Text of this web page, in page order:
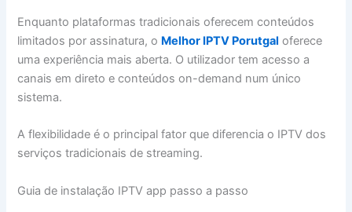
Enquanto plataformas tradicionais oferecem conteúdos
limitados por assinatura, o Melhor IPTV Porutgal oferece
uma experiência mais aberta. O utilizador tem acesso a
canais em direto e conteúdos on-demand num único
sistema.
A flexibilidade é o principal fator que diferencia o IPTV dos
serviços tradicionais de streaming.
Guia de instalação IPTV app passo a passo